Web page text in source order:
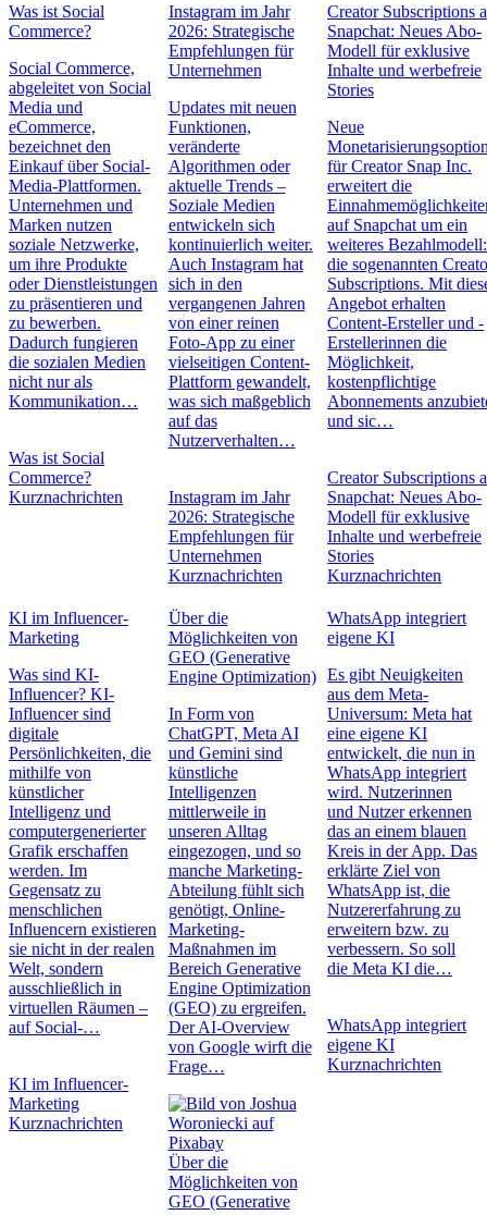
Was ist Social
Commerce?
Social Commerce,
abgeleitet von Social
Media und
eCommerce,
bezeichnet den
Einkauf über Social-
Media-Plattformen.
Unternehmen und
Marken nutzen
soziale Netzwerke,
um ihre Produkte
oder Dienstleistungen
zu präsentieren und
zu bewerben.
Dadurch fungieren
die sozialen Medien
nicht nur als
Kommunikation…
Was ist Social
Commerce?
Kurznachrichten
Instagram im Jahr
2026: Strategische
Empfehlungen für
Unternehmen
Updates mit neuen
Funktionen,
veränderte
Algorithmen oder
aktuelle Trends –
Soziale Medien
entwickeln sich
kontinuierlich weiter.
Auch Instagram hat
sich in den
vergangenen Jahren
von einer reinen
Foto-App zu einer
vielseitigen Content-
Plattform gewandelt,
was sich maßgeblich
auf das
Nutzerverhalten…
Instagram im Jahr
2026: Strategische
Empfehlungen für
Unternehmen
Kurznachrichten
Creator Subscriptions
Snapchat: Neues Abo-
Modell für exklusive
Inhalte und werbefreie
Stories
Neue
für Creator Snap Inc.
erweitert die
auf Snapchat um ein
weiteres Bezahlmodell:
die sogenannten
Subscriptions. Mit
Angebot erhalten
Content-Ersteller und -
Erstellerinnen die
Möglichkeit,
kostenpflichtige
Abonnements
und sic…
Creator Subscriptions
Snapchat: Neues Abo-
Modell für exklusive
Inhalte und werbefreie
Stories
Kurznachrichten
KI im Influencer-
Marketing
Was sind KI-
Influencer? KI-
Influencer sind
digitale
Persönlichkeiten, die
mithilfe von
künstlicher
Intelligenz und
computergenerierter
Grafik erschaffen
werden. Im
Gegensatz zu
menschlichen
Influencern existieren
sie nicht in der realen
Welt, sondern
ausschließlich in
virtuellen Räumen –
auf Social-…
KI im Influencer-
Marketing
Kurznachrichten
Über die
Möglichkeiten von
GEO (Generative
Engine Optimization)
In Form von
ChatGPT, Meta AI
und Gemini sind
künstliche
Intelligenzen
mittlerweile in
unseren Alltag
eingezogen, und so
manche Marketing-
Abteilung fühlt sich
genötigt, Online-
Marketing-
Maßnahmen im
Bereich Generative
Engine Optimization
(GEO) zu ergreifen.
Der AI-Overview
von Google wirft die
Frage…
Über die
Möglichkeiten von
GEO (Generative
WhatsApp integriert
eigene KI
Es gibt Neuigkeiten
aus dem Meta-
Universum: Meta hat
eine eigene KI
entwickelt, die nun in
WhatsApp integriert
wird. Nutzerinnen
und Nutzer erkennen
das an einem blauen
Kreis in der App. Das
erklärte Ziel von
WhatsApp ist, die
Nutzererfahrung zu
erweitern bzw. zu
verbessern. So soll
die Meta KI die…
WhatsApp integriert
eigene KI
Kurznachrichten